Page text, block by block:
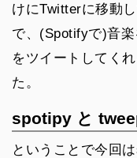
けにTwitterに移動
で、(Spotifyで)音
をツイートしてく
た。
spotipy と
ということで今回